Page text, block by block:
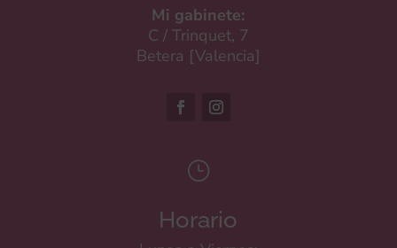
Mi gabinete:
C / Trinquet, 7
Betera [Valencia]
}
Horario